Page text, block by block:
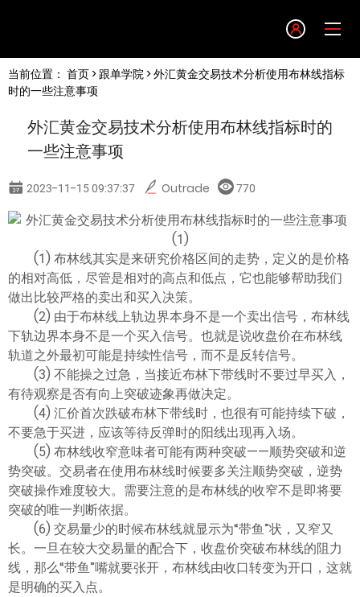
English
简体中文
한글
日本語
Tiếng việt
ไทย
当前位置： 首页> 跟单学院> 外汇黄金交易技术分析使用布林线指标
时的一些注意事项
外汇黄金交易技术分析使用布林线指标时的
一些注意事项
2023-11-15 09:37:37 Outrade 770
(1) 布林线其实是来研究价格区间的走势，定义的是价格
的相对高低，尽管是相对的高点和低点，它也能够帮助我们
做出比较严格的卖出和买入决策。
(2) 由于布林线上轨边界本身不是一个卖出信号，布林线
下轨边界本身不是一个买入信号。也就是说收盘价在布林线
轨道之外最初可能是持续性信号，而不是反转信号。
(3) 不能操之过急，当接近布林下带线时不要过早买入，
有待观察是否有向上突破迹象再做决定。
(4) 汇价首次跌破布林下带线时，也很有可能持续下破，
不要急于买进，应该等待反弹时的阳线出现再入场。
(5) 布林线收窄意味者可能有两种突破——顺势突破和逆
势突破。交易者在使用布林线时候要多关注顺势突破，逆势
突破操作难度较大。需要注意的是布林线的收窄不是即将要
突破的唯一判断依据。
(6) 交易量少的时候布林线就显示为“带鱼”状，又窄又
长。一旦在较大交易量的配合下，收盘价突破布林线的阻力
线，那么“带鱼”嘴就要张开，布林线由收口转变为开口，这就
是明确的买入点。